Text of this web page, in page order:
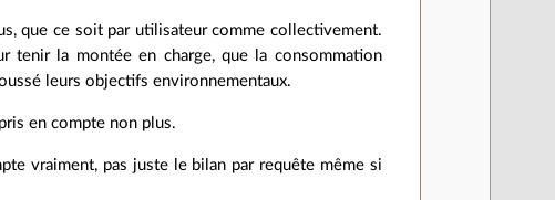
que ce soit par utilisateur comme collectivement.
tenir la montée en charge, que la consommation
leurs objectifs environnementaux.
en compte non plus.
vraiment, pas juste le bilan par requête même si